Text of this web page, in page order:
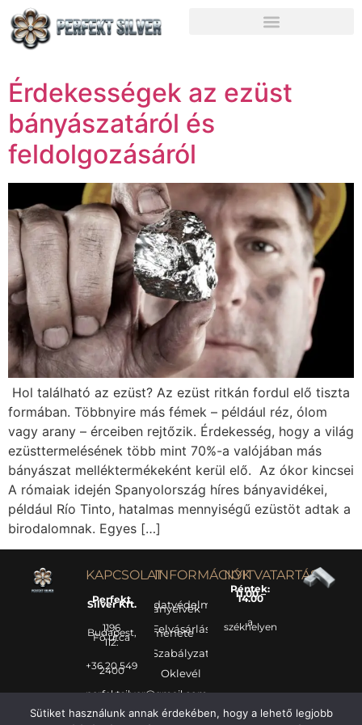
Érdekességek az ezüst
bányászatáról és
feldolgozásáról
Hol található az ezüst? Az ezüst ritkán fordul elő tiszta
formában. Többnyire más fémek – például réz, ólom
vagy arany – érceiben rejtőzik. Érdekesség, hogy a világ
ezüsttermelésének több mint 70%-a valójában más
bányászat melléktermékeként kerül elő. Az ókor kincsei
A rómaiak idején Spanyolország híres bányavidékei,
például Río Tinto, hatalmas mennyiségű ezüstöt adtak a
birodalomnak. Egyes […]
KAPCSOLAT
Perfekt
Silver Kft.
1196
Budapest,
Fő utca
112.
+36 20 549
2400
perfektsilver@gmail.com
INFORMÁCIÓK
Adatvédelmi
irányelvek
Felvásárlás
menete
Szabályzat
Oklevél
NYITVATARTÁS
Péntek:
11.00 –
14.00
a
székhelyen
Sütiket használunk annak érdekében, hogy a lehető legjobb